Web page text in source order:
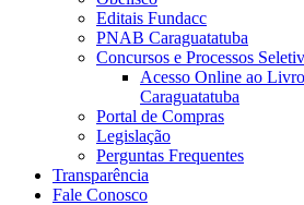
Editais Fundacc
PNAB Caraguatatuba
Concursos e Processos
Acesso Online ao
Caraguatatuba
Portal de Compras
Legislação
Perguntas Frequentes
Transparência
Fale Conosco